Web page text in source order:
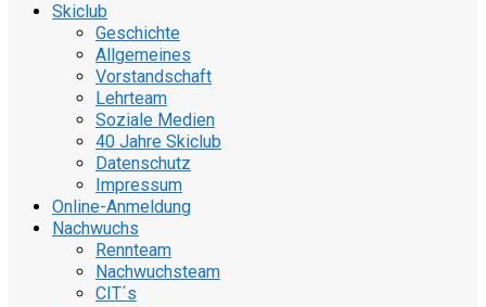
Skiclub
Geschichte
Allgemeines
Vorstandschaft
Lehrteam
Soziale Medien
40 Jahre Skiclub
Datenschutz
Impressum
Online-Anmeldung
Nachwuchs
Rennteam
Nachwuchsteam
CIT´s